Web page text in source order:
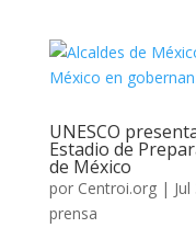
UNESCO
Estadio de
de México
por Centroi.org|
prensa